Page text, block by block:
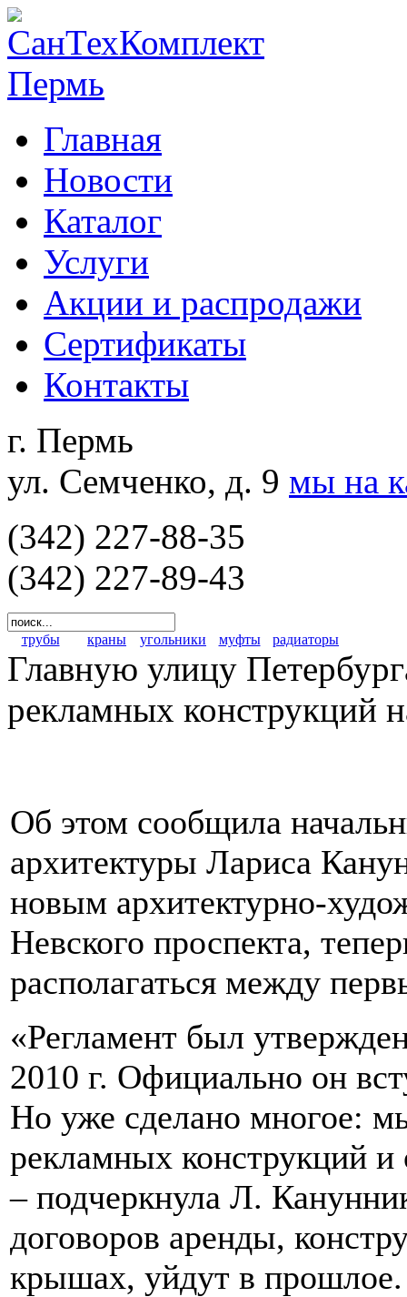
Главная
Новости
Каталог
Услуги
Акции и распродажи
Сертификаты
Контакты
г. Пермь
ул. Семченко, д. 9 мы на
(342) 227-88-35
(342) 227-89-43
трубы краны угольники муфты радиаторы
Главную улицу
рекламных конструкций
Об этом сообщила
архитектуры Лариса
новым архитектурно-
Невского проспекта,
располагаться между
«Регламент был
2010 г. Официально он
Но уже сделано многое:
рекламных конструкций
– подчеркнула Л.
договоров аренды,
крышах, уйдут в